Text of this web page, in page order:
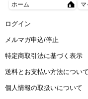
ホーム マ
ログイン
メルマガ申込/停止
特定商取引法に基づく表示
送料とお支払い方法について
個人情報の取扱いについて